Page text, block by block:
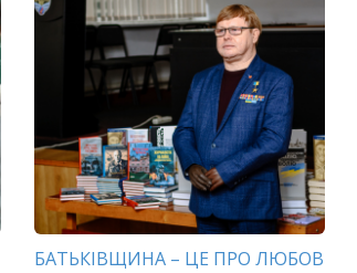
БАТЬКІВЩИНА – ЦЕ ПРО ЛЮБОВ